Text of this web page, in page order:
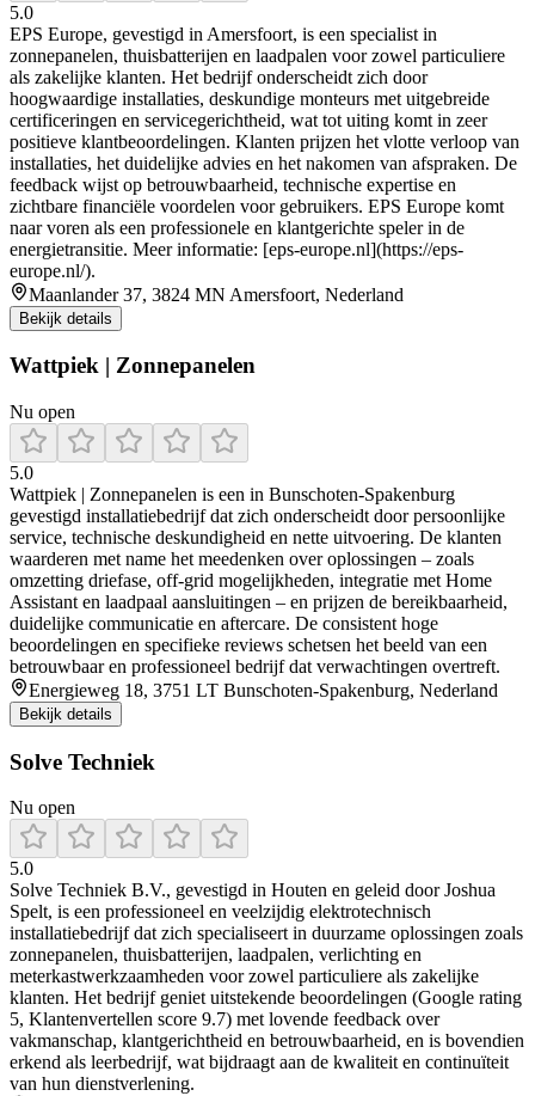
5.0
EPS Europe, gevestigd in Amersfoort, is een specialist in
zonnepanelen, thuisbatterijen en laadpalen voor zowel particuliere
als zakelijke klanten. Het bedrijf onderscheidt zich door
hoogwaardige installaties, deskundige monteurs met uitgebreide
certificeringen en servicegerichtheid, wat tot uiting komt in zeer
positieve klantbeoordelingen. Klanten prijzen het vlotte verloop van
installaties, het duidelijke advies en het nakomen van afspraken. De
feedback wijst op betrouwbaarheid, technische expertise en
zichtbare financiële voordelen voor gebruikers. EPS Europe komt
naar voren als een professionele en klantgerichte speler in de
energietransitie. Meer informatie: [eps-europe.nl](https://eps-
europe.nl/).
Maanlander 37, 3824 MN Amersfoort, Nederland
Bekijk details
Wattpiek | Zonnepanelen
Nu open
5.0
Wattpiek | Zonnepanelen is een in Bunschoten‑Spakenburg
gevestigd installatiebedrijf dat zich onderscheidt door persoonlijke
service, technische deskundigheid en nette uitvoering. De klanten
waarderen met name het meedenken over oplossingen – zoals
omzetting driefase, off‑grid mogelijkheden, integratie met Home
Assistant en laadpaal aansluitingen – en prijzen de bereikbaarheid,
duidelijke communicatie en aftercare. De consistent hoge
beoordelingen en specifieke reviews schetsen het beeld van een
betrouwbaar en professioneel bedrijf dat verwachtingen overtreft.
Energieweg 18, 3751 LT Bunschoten-Spakenburg, Nederland
Bekijk details
Solve Techniek
Nu open
5.0
Solve Techniek B.V., gevestigd in Houten en geleid door Joshua
Spelt, is een professioneel en veelzijdig elektrotechnisch
installatiebedrijf dat zich specialiseert in duurzame oplossingen zoals
zonnepanelen, thuisbatterijen, laadpalen, verlichting en
meterkastwerkzaamheden voor zowel particuliere als zakelijke
klanten. Het bedrijf geniet uitstekende beoordelingen (Google rating
5, Klantenvertellen score 9.7) met lovende feedback over
vakmanschap, klantgerichtheid en betrouwbaarheid, en is bovendien
erkend als leerbedrijf, wat bijdraagt aan de kwaliteit en continuïteit
van hun dienstverlening.